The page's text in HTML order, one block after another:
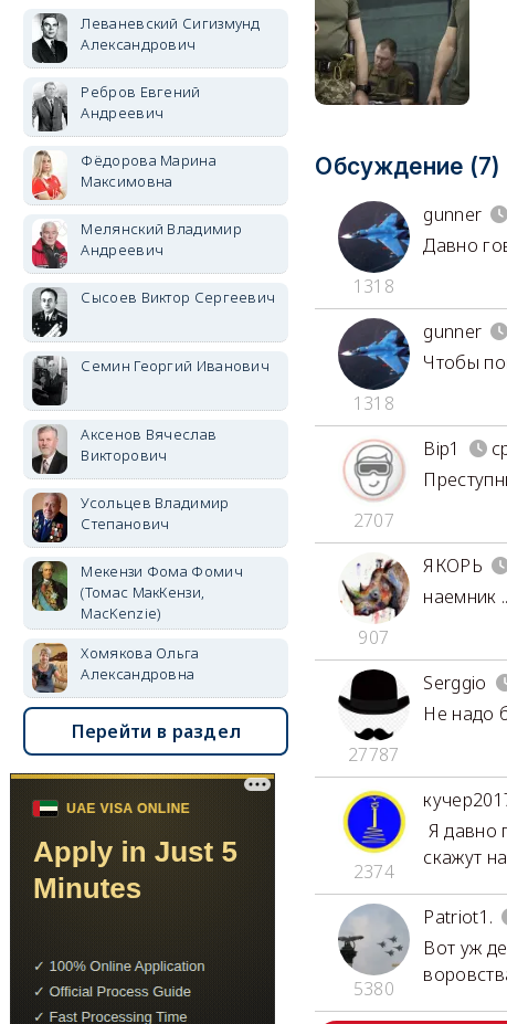
Обсуждение (7)
1318
gunner
Давно
1318
gunner
Чтобы
2707
Bip1
907
ЯКОРЬ
наемник
27787
Serggio
Не надо
2374
Я давно
скажут
5380
Patriot1.
Вот уж
Леваневский Сигизмунд
Александрович
Ребров Евгений
Андреевич
Фёдорова Марина
Максимовна
Мелянский Владимир
Андреевич
Сысоев Виктор Сергеевич
Семин Георгий Иванович
Аксенов Вячеслав
Викторович
Усольцев Владимир
Степанович
Мекензи Фома Фомич
(Томас МакКензи,
MacKenzie)
Хомякова Ольга
Александровна
Перейти в раздел